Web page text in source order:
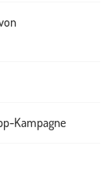
Kampagne